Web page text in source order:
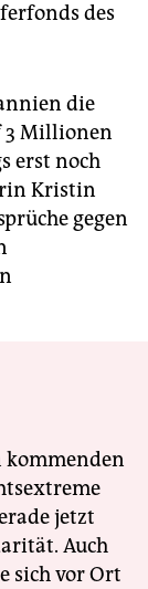
des
die
3 Millionen
erst noch
Kristin
gegen
kommenden
jetzt
Auch
sich vor Ort